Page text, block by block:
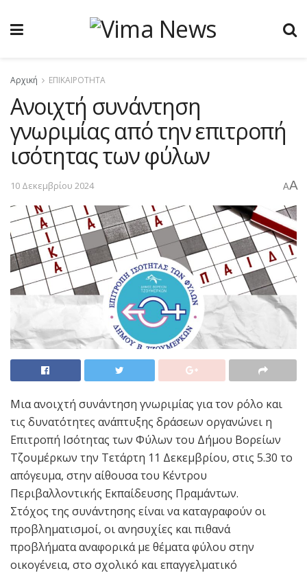
Αρχική ΕΠΙΚΑΙΡΟΤΗΤΑ
Ανοιχτή συνάντηση
γνωριμίας από την επιτροπή
ισότητας των φύλων
10 Δεκεμβρίου 2024 AA
Μια ανοιχτή συνάντηση γνωριμίας για τον ρόλο και
τις δυνατότητες ανάπτυξης δράσεων οργανώνει η
Επιτροπή Ισότητας των Φύλων του Δήμου Βορείων
Τζουμέρκων την Τετάρτη 11 Δεκεμβρίου, στις 5.30 το
απόγευμα, στην αίθουσα του Κέντρου
Περιβαλλοντικής Εκπαίδευσης Πραμάντων.
Στόχος της συνάντησης είναι να καταγραφούν οι
προβληματισμοί, οι ανησυχίες και πιθανά
προβλήματα αναφορικά με θέματα φύλου στην
οικογένεια, στο σχολικό και επαγγελματικό